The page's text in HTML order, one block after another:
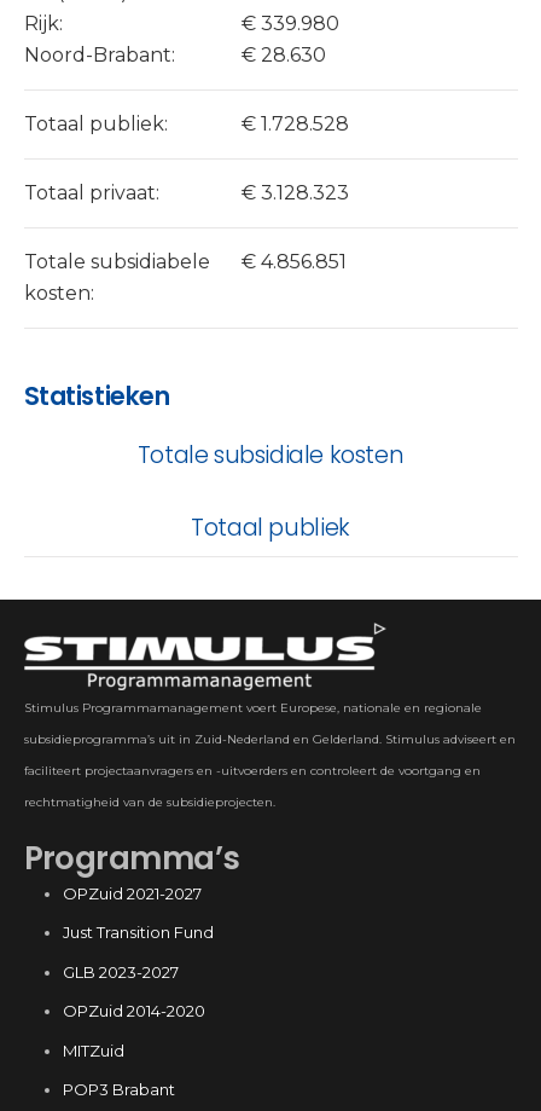
Rijk:
€ 339.980
Noord-Brabant:
€ 28.630
Totaal publiek: € 1.728.528
Totaal privaat: € 3.128.323
Totale subsidiabele
kosten:
€ 4.856.851
Statistieken
Totale subsidiale kosten
Totaal publiek
Stimulus Programmamanagement voert Europese, nationale en regionale
subsidieprogramma’s uit in Zuid-Nederland en Gelderland. Stimulus adviseert en
faciliteert projectaanvragers en -uitvoerders en controleert de voortgang en
rechtmatigheid van de subsidieprojecten.
Programma’s
OPZuid 2021-2027
Just Transition Fund
GLB 2023-2027
OPZuid 2014-2020
MITZuid
POP3 Brabant